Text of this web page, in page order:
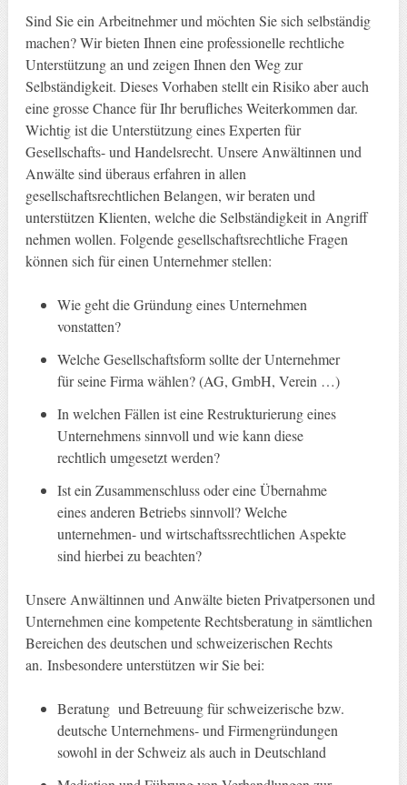
Sind Sie ein Arbeitnehmer und möchten Sie sich selbständig
machen? Wir bieten Ihnen eine professionelle rechtliche
Unterstützung an und zeigen Ihnen den Weg zur
Selbständigkeit. Dieses Vorhaben stellt ein Risiko aber auch
eine grosse Chance für Ihr berufliches Weiterkommen dar.
Wichtig ist die Unterstützung eines Experten für
Gesellschafts- und Handelsrecht. Unsere Anwältinnen und
Anwälte sind überaus erfahren in allen
gesellschaftsrechtlichen Belangen, wir beraten und
unterstützen Klienten, welche die Selbständigkeit in Angriff
nehmen wollen. Folgende gesellschaftsrechtliche Fragen
können sich für einen Unternehmer stellen:
Wie geht die Gründung eines Unternehmen
vonstatten?
Welche Gesellschaftsform sollte der Unternehmer
für seine Firma wählen? (AG, GmbH, Verein …)
In welchen Fällen ist eine Restrukturierung eines
Unternehmens sinnvoll und wie kann diese
rechtlich umgesetzt werden?
Ist ein Zusammenschluss oder eine Übernahme
eines anderen Betriebs sinnvoll? Welche
unternehmen- und wirtschaftssrechtlichen Aspekte
sind hierbei zu beachten?
Unsere Anwältinnen und Anwälte bieten Privatpersonen und
Unternehmen eine kompetente Rechtsberatung in sämtlichen
Bereichen des deutschen und schweizerischen Rechts
an. Insbesondere unterstützen wir Sie bei:
Beratung und Betreuung für schweizerische bzw.
deutsche Unternehmens- und Firmengründungen
sowohl in der Schweiz als auch in Deutschland